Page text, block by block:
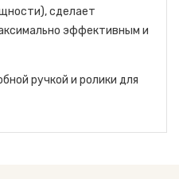
сделает
эффективным и
ручкой и ролики для